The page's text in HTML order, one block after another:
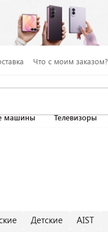
Что с моим заказом?
машины Телевизоры
Детские AIST